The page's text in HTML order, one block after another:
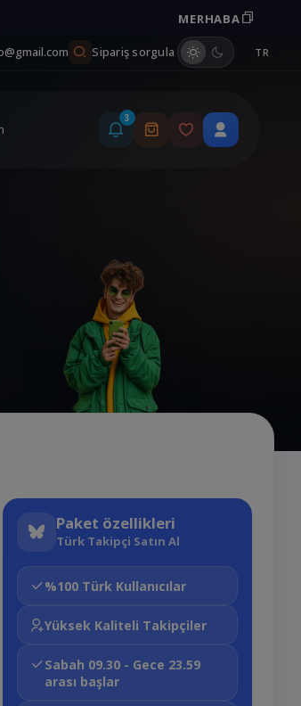
MERHABA
Kuponu kopyala
Sipariş sorgula TR
3
Paket özellikleri
Türk Takipçi Satın Al
%100 Türk Kullanıcılar
Yüksek Kaliteli Takipçiler
Sabah 09.30 - Gece 23.59
arası başlar